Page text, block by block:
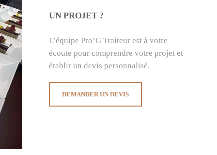
UN PROJET ?
L’équipe Pro’G Traiteur est à votre
écoute pour comprendre votre projet et
établir un devis personnalisé.
DEMANDER UN DEVIS